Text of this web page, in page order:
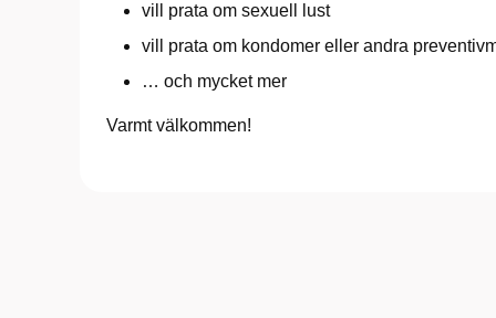
vill prata om sexuell lust
vill prata om kondomer eller andra
… och mycket mer
Varmt välkommen!